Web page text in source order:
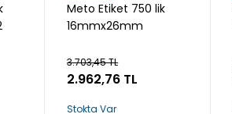
Meto Etiket 750 lik
16mmx26mm
3.703,45 TL
2.962,76 TL
Stokta Var